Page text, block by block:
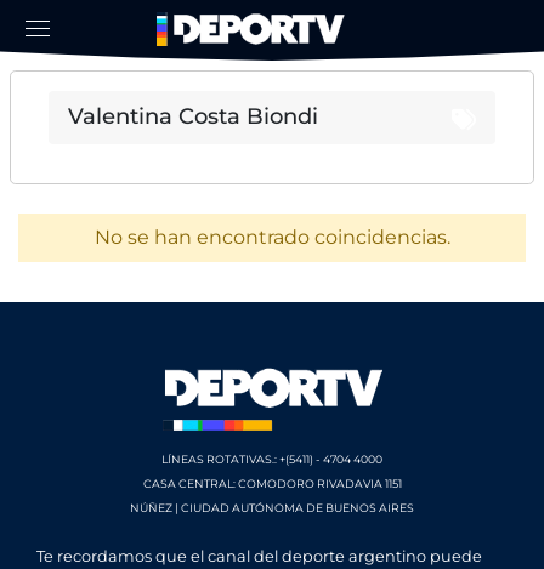
No se han encontrado coincidencias.
LÍNEAS ROTATIVAS.: +(5411) - 4704 4000
CASA CENTRAL: COMODORO RIVADAVIA 1151
NÚÑEZ | CIUDAD AUTÓNOMA DE BUENOS AIRES
Te recordamos que el canal del deporte argentino puede